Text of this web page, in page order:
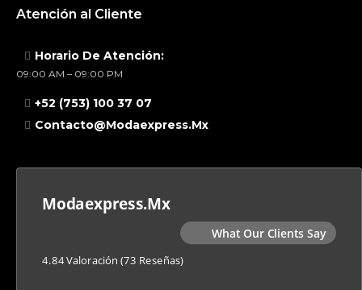
Atención al Cliente
Horario De Atención:
09:00 AM – 09:00 PM
+52 (753) 100 37 07
Contacto@modaexpress.mx
Modaexpress.mx
What Our Clients Say
4.84 Valoración (73 Reseñas)